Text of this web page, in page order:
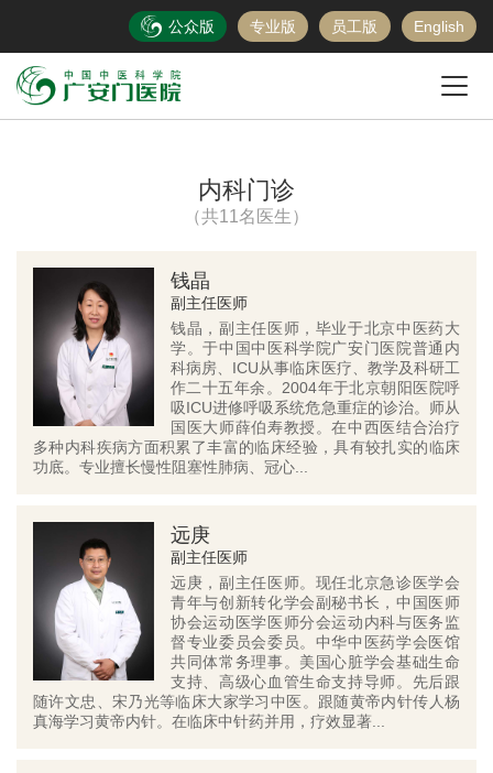
公众版 专业版 员工版 English
内科门诊
（共11名医生）
钱晶
副主任医师
钱晶，副主任医师，毕业于北京中医药大
学。于中国中医科学院广安门医院普通内
科病房、ICU从事临床医疗、教学及科研工
作二十五年余。2004年于北京朝阳医院呼
吸ICU进修呼吸系统危急重症的诊治。师从
国医大师薛伯寿教授。在中西医结合治疗
多种内科疾病方面积累了丰富的临床经验，具有较扎实的临床
功底。专业擅长慢性阻塞性肺病、冠心...
远庚
副主任医师
远庚，副主任医师。现任北京急诊医学会
青年与创新转化学会副秘书长，中国医师
协会运动医学医师分会运动内科与医务监
督专业委员会委员。中华中医药学会医馆
共同体常务理事。美国心脏学会基础生命
支持、高级心血管生命支持导师。先后跟
随许文忠、宋乃光等临床大家学习中医。跟随黄帝内针传人杨
真海学习黄帝内针。在临床中针药并用，疗效显著...